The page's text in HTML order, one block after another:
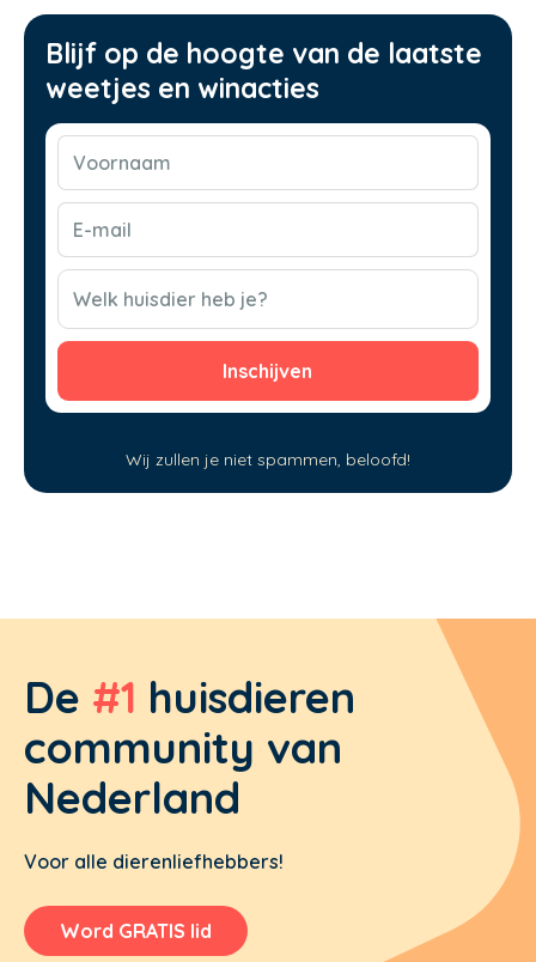
Blijf op de hoogte van de laatste
weetjes en winacties
Voornaam
E-
mail
(Vereist)
CAPTCHA
Welk huisdier heb je?
Wij zullen je niet spammen, beloofd!
De #1 huisdieren
community van
Nederland
Voor alle dierenliefhebbers!
Word GRATIS lid